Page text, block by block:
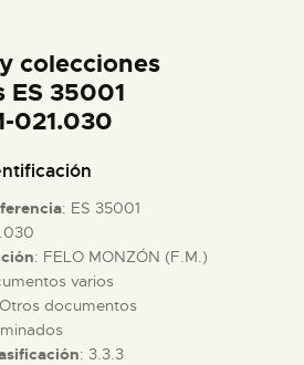
colecciones
ES 35001
021.030
: ES 35001
: FELO MONZÓN (F.M.)
varios
documentos
: 3.3.3